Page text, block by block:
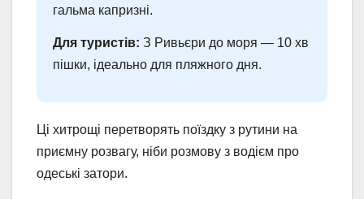
гальма капризні.
Для туристів: З Ривьєри до моря — 10 хв
пішки, ідеально для пляжного дня.
Ці хитрощі перетворять поїздку з рутини на
приємну розвагу, ніби розмову з водієм про
одеські затори.